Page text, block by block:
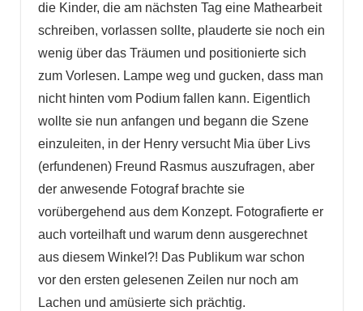
die Kinder, die am nächsten Tag eine Mathearbeit
schreiben, vorlassen sollte, plauderte sie noch ein
wenig über das Träumen und positionierte sich
zum Vorlesen. Lampe weg und gucken, dass man
nicht hinten vom Podium fallen kann. Eigentlich
wollte sie nun anfangen und begann die Szene
einzuleiten, in der Henry versucht Mia über Livs
(erfundenen) Freund Rasmus auszufragen, aber
der anwesende Fotograf brachte sie
vorübergehend aus dem Konzept. Fotografierte er
auch vorteilhaft und warum denn ausgerechnet
aus diesem Winkel?! Das Publikum war schon
vor den ersten gelesenen Zeilen nur noch am
Lachen und amüsierte sich prächtig.